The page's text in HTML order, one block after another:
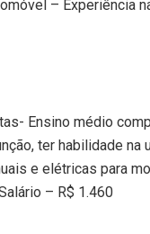
– Experiência
Ensino médio
ter habilidade na
e elétricas para
– R$ 1.460